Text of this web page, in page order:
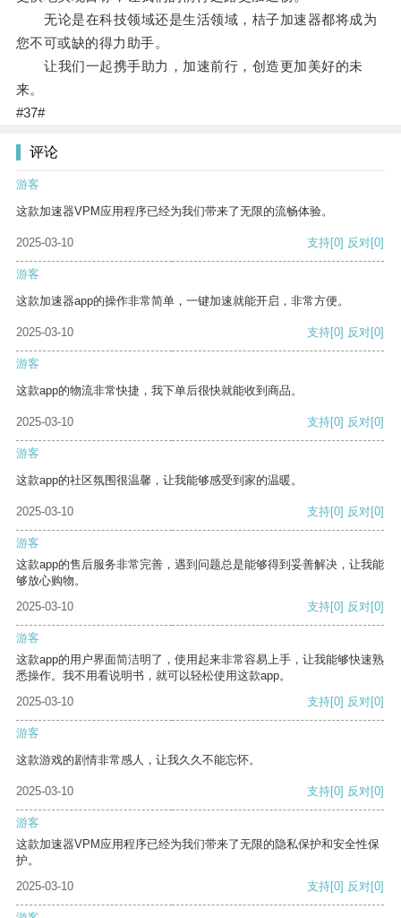
无论是在科技领域还是生活领域，桔子加速器都将成为
您不可或缺的得力助手。
让我们一起携手助力，加速前行，创造更加美好的未
来。
#37#
评论
游客
这款加速器VPM应用程序已经为我们带来了无限的流畅体验。
2025-03-10 支持[0] 反对[0]
游客
这款加速器app的操作非常简单，一键加速就能开启，非常方便。
2025-03-10 支持[0] 反对[0]
游客
这款app的物流非常快捷，我下单后很快就能收到商品。
2025-03-10 支持[0] 反对[0]
游客
这款app的社区氛围很温馨，让我能够感受到家的温暖。
2025-03-10 支持[0] 反对[0]
游客
这款app的售后服务非常完善，遇到问题总是能够得到妥善解决，让我能
够放心购物。
2025-03-10
支持[0] 反对[0]
游客
这款app的用户界面简洁明了，使用起来非常容易上手，让我能够快速熟
悉操作。我不用看说明书，就可以轻松使用这款app。
2025-03-10
支持[0] 反对[0]
游客
这款游戏的剧情非常感人，让我久久不能忘怀。
2025-03-10 支持[0] 反对[0]
游客
这款加速器VPM应用程序已经为我们带来了无限的隐私保护和安全性保
护。
2025-03-10
支持[0] 反对[0]